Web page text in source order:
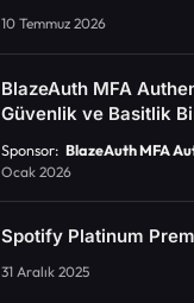
10 Temmuz 2026
BlazeAuth MFA
Güvenlik ve Basitlik
Sponsor: BlazeAuth MFA
Ocak 2026
Spotify Platinum
31 Aralık 2025